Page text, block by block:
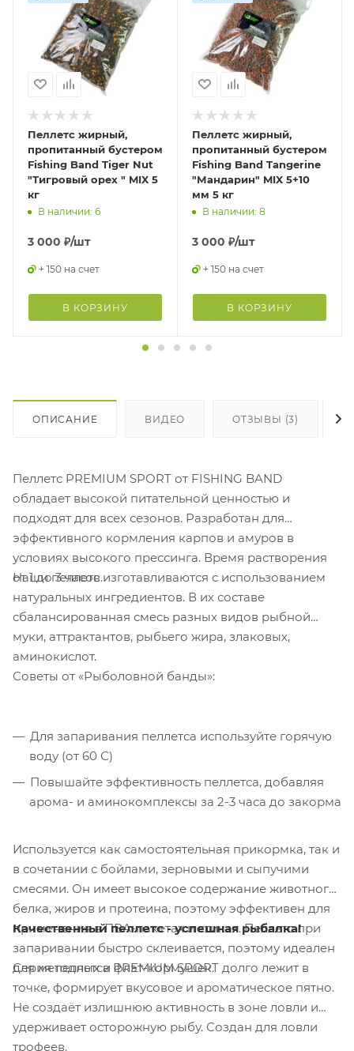
Пеллетс жирный,
пропитанный бустером
Fishing Band Tiger Nut
"Тигровый орех " MIX 5
кг
В наличии: 6
3 000 ₽/шт
+ 150 на счет
В КОРЗИНУ
Пеллетс жирный,
пропитанный бустером
Fishing Band Tangerine
"Мандарин" MIX 5+10
мм 5 кг
В наличии: 8
3 000 ₽/шт
+ 150 на счет
В КОРЗИНУ
ОПИСАНИЕ ВИДЕО ОТЗЫВЫ (3)
Пеллетс PREMIUM SPORT от FISHING BAND
обладает высокой питательной ценностью и
подходят для всех сезонов. Разработан для
эффективного кормления карпов и амуров в
условиях высокого прессинга. Время растворения
от 1 до 3 часов.
Наши пеллетс изготавливаются с использованием
натуральных ингредиентов. В их составе
сбалансированная смесь разных видов рыбной
муки, аттрактантов, рыбьего жира, злаковых,
аминокислот.
Советы от «Рыболовной банды»:
Для запаривания пеллетса используйте горячую
воду (от 60 С)
Повышайте эффективность пеллетса, добавляя
арома- и аминокомплексы за 2-3 часа до закорма
Используется как самостоятельная прикормка, так и
в сочетании с бойлами, зерновыми и сыпучими
смесями. Он имеет высокое содержание животного
белка, жиров и протеина, поэтому эффективен для
применения в ПВА-пакетах и стиках. Пеллетс при
запаривании быстро склеивается, поэтому идеален
для методных и флэт-кормушек.
Качественный пеллетс - успешная рыбалка!
Серия пеллетса PREMIUM SPORT долго лежит в
точке, формирует вкусовое и ароматическое пятно.
Не создаёт излишнюю активность в зоне ловли и
удерживает осторожную рыбу. Создан для ловли
трофеев.